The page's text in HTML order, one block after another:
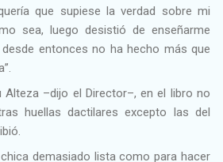
que supiese la verdad sobre mi
sea, luego desistió de enseñarme
entonces no ha hecho más que
Alteza –dijo el Director–, en el libro no
huellas dactilares excepto las del
demasiado lista como para hacer